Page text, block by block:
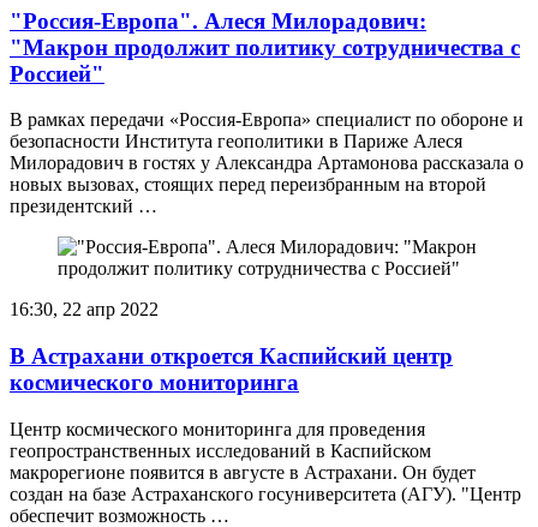
"Россия-Европа". Алеся Милорадович:
"Макрон продолжит политику сотрудничества с
Россией"
В рамках передачи «Россия-Европа» специалист по обороне и
безопасности Института геополитики в Париже Алеся
Милорадович в гостях у Александра Артамонова рассказала о
новых вызовах, стоящих перед переизбранным на второй
президентский …
16:30, 22 апр 2022
В Астрахани откроется Каспийский центр
космического мониторинга
Центр космического мониторинга для проведения
геопространственных исследований в Каспийском
макрорегионе появится в августе в Астрахани. Он будет
создан на базе Астраханского госуниверситета (АГУ). "Центр
обеспечит возможность …